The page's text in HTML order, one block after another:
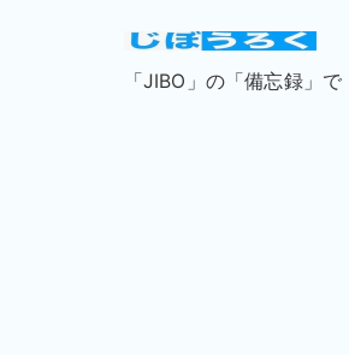
「JIBO」の「備忘録」